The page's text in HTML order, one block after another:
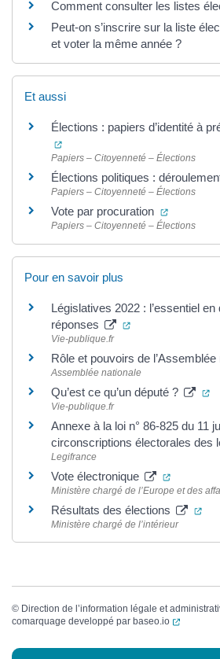
Comment consulter les listes
Peut-on s’inscrire sur la liste
et voter la même année ?
Et aussi
Élections : papiers d’identité à
(ouverture dans un nouvel
Papiers – Citoyenneté – Élections
Élections politiques :
Papiers – Citoyenneté – Élections
Vote par procuration
Papiers – Citoyenneté – Élections
Pour en savoir plus
Législatives 2022 : l’essentiel
réponses
(ouverture dans
Vie-publique.fr
Rôle et pouvoirs de l’Assemblée
Assemblée nationale
Qu’est ce qu’un député ?
Vie-publique.fr
Annexe à la loi n° 86-825 du 11
circonscriptions électorales des
Legifrance
Vote électronique
Ministère chargé de l’Europe et des
Résultats des élections
Ministère chargé de l’intérieur
© Direction de l’information légale et
comarquage developpé par baseo.io